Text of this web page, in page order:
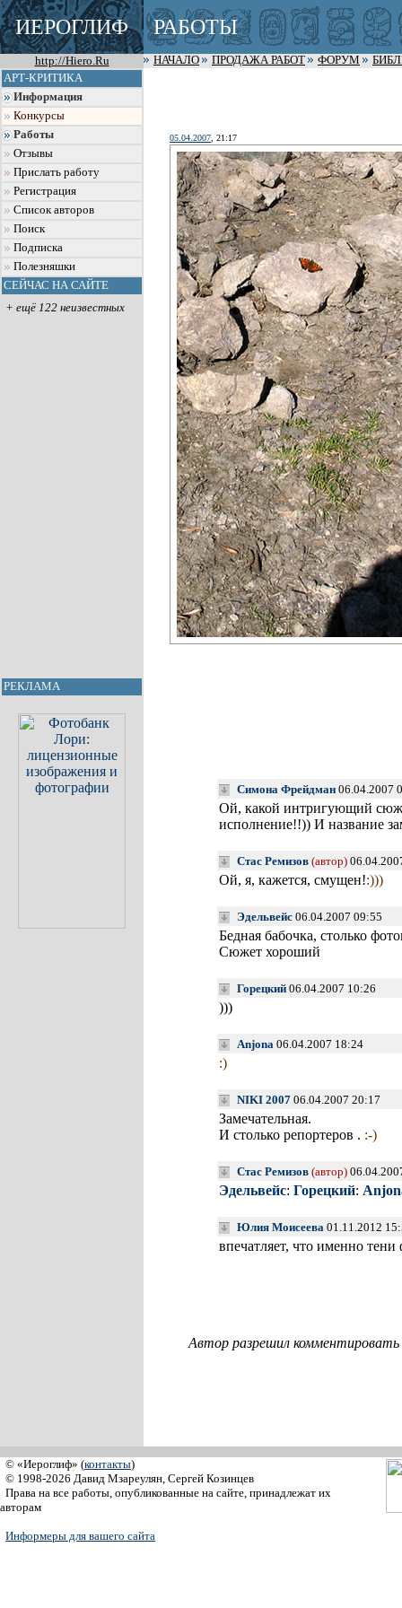
ИЕРОГЛИФ РАБОТЫ
http://Hiero.Ru НАЧАЛО ПРОДАЖА РАБОТ ФОРУМ
АРТ-КРИТИКА
Информация
Конкурсы
Работы
Отзывы
Прислать работу
Регистрация
Список авторов
Поиск
Подписка
Полезняшки
СЕЙЧАС НА САЙТЕ
+ ещё 122 неизвестных
РЕКЛАМА
05.04.2007 , 21:17
Симона Фрейдман 06.04.2007
Ой, какой интригующий
исполнение!!)) И название
Стас Ремизов (автор)
Ой, я, кажется, смущен!:)))
Эдельвейс 06.04.2007 09:55
Бедная бабочка, столько
Сюжет хороший
Горецкий 06.04.2007 10:26
)))
Anjona 06.04.2007 18:24
:)
NIKI 2007 06.04.2007 20:17
Замечательная.
И столько репортеров . :-)
Стас Ремизов (автор)
Эдельвейс: Горецкий:
Юлия Моисеева 01.11.2012
впечатляет, что именно
Автор разрешил
© «Иероглиф» (контакты)
© 1998-2026 Давид Мзареулян, Сергей Козинцев
Права на все работы, опубликованные на сайте, принадлежат их
авторам
Информеры для вашего сайта